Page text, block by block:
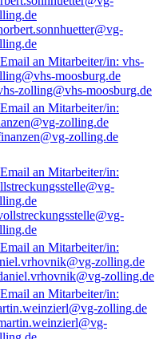
zolling@vhs-moosburg.de
zolling.de
zolling.de